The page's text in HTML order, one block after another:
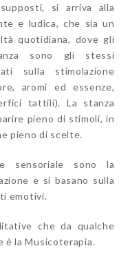
si arriva alla
e ludica, che sia un
quotidiana, dove gli
sono gli stessi
sulla stimolazione
aromi ed essenze,
tattili). La stanza
pieno di stimoli, in
pieno di scelte.
sensoriale sono la
e si basano sulla
emotivi.
che da qualche
è la Musicoterapia.